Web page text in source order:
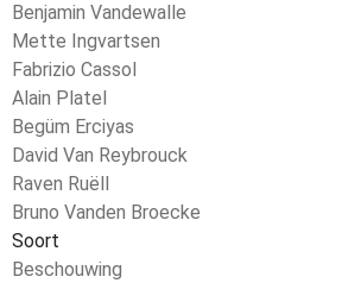
Benjamin Vandewalle
Mette Ingvartsen
Fabrizio Cassol
Alain Platel
Begüm Erciyas
David Van Reybrouck
Raven Ruëll
Bruno Vanden Broecke
Soort
Beschouwing